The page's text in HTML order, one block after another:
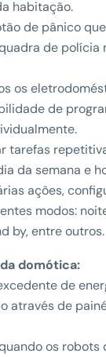
habitação.
de pânico
de polícia
os
de
tarefas
da semana e
ações,
modos:
by, entre outros.
domótica:
de
através de
os robots